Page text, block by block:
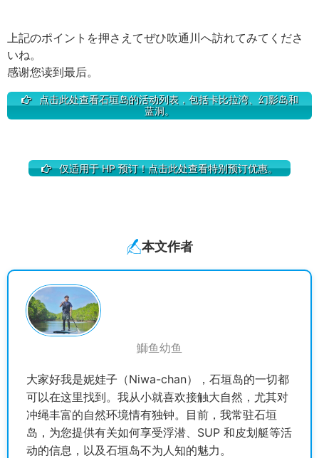
上記のポイントを押さえてぜひ吹通川へ訪れてみてくださ
いね。
感谢您读到最后。
点击此处查看石垣岛的活动列表，包括卡比拉湾、幻影岛和
蓝洞。
仅适用于 HP 预订！点击此处查看特别预订优惠。
本文作者
鰤鱼幼鱼
大家好我是妮娃子（Niwa-chan），石垣岛的一切都
可以在这里找到。我从小就喜欢接触大自然，尤其对
冲绳丰富的自然环境情有独钟。目前，我常驻石垣
岛，为您提供有关如何享受浮潜、SUP 和皮划艇等活
动的信息，以及石垣岛不为人知的魅力。